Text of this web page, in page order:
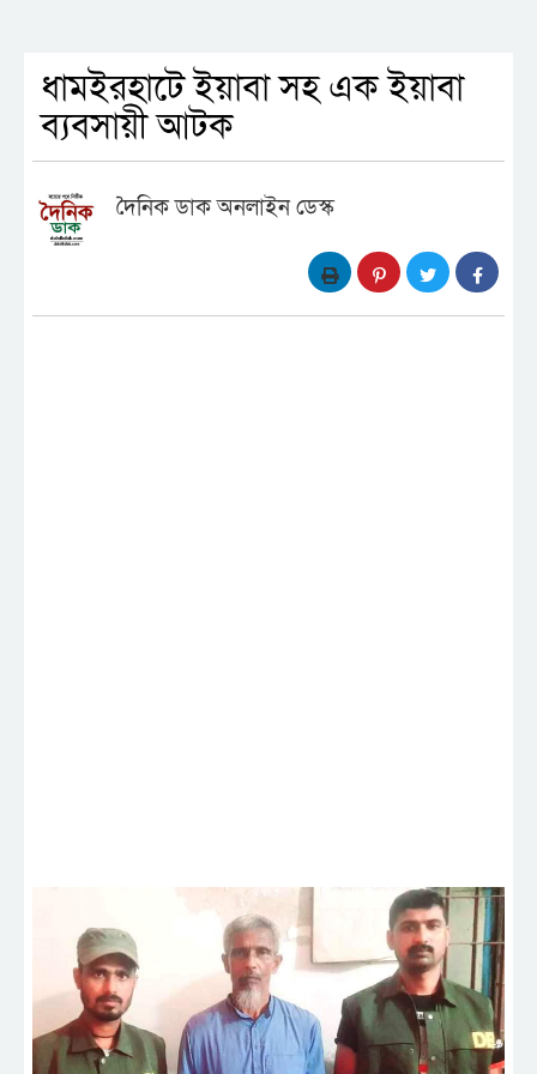
ধামইরহাটে ইয়াবা সহ এক ইয়াবা
ব্যবসায়ী আটক
দৈনিক ডাক অনলাইন ডেস্ক